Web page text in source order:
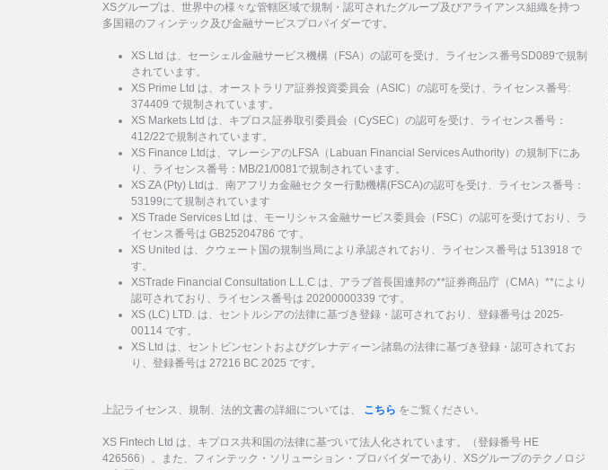
XSグループは、世界中の様々な管轄区域で規制・認可されたグループ及びアライアンス組織を持つ
多国籍のフィンテック及び金融サービスプロバイダーです。
XS Ltd は、セーシェル金融サービス機構（FSA）の認可を受け、ライセンス番号SD089で規制
されています。
XS Prime Ltd は、オーストラリア証券投資委員会（ASIC）の認可を受け、ライセンス番号:
374409 で規制されています。
XS Markets Ltd は、キプロス証券取引委員会（CySEC）の認可を受け、ライセンス番号：
412/22で規制されています。
XS Finance Ltdは、マレーシアのLFSA（Labuan Financial Services Authority）の規制下にあ
り、ライセンス番号：MB/21/0081で規制されています。
XS ZA (Pty) Ltdは、南アフリカ金融セクター行動機構(FSCA)の認可を受け、ライセンス番号：
53199にて規制されています
XS Trade Services Ltd は、モーリシャス金融サービス委員会（FSC）の認可を受けており、ラ
イセンス番号は GB25204786 です。
XS United は、クウェート国の規制当局により承認されており、ライセンス番号は 513918 で
す。
XSTrade Financial Consultation L.L.C は、アラブ首長国連邦の**証券商品庁（CMA）**により
認可されており、ライセンス番号は 20200000339 です。
XS (LC) LTD. は、セントルシアの法律に基づき登録・認可されており、登録番号は 2025-
00114 です。
XS Ltd は、セントビンセントおよびグレナディーン諸島の法律に基づき登録・認可されてお
り、登録番号は 27216 BC 2025 です。
上記ライセンス、規制、法的文書の詳細については、 こちら をご覧ください。
XS Fintech Ltd は、キプロス共和国の法律に基づいて法人化されています。（登録番号 HE
426566）。また、フィンテック・ソリューション・プロバイダーであり、XSグループのテクノロジ